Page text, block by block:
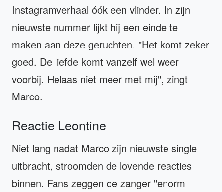
Instagramverhaal óók een vlinder. In zijn
nieuwste nummer lijkt hij een einde te
maken aan deze geruchten. "Het komt zeker
goed. De liefde komt vanzelf wel weer
voorbij. Helaas niet meer met mij", zingt
Marco.
Reactie Leontine
Niet lang nadat Marco zijn nieuwste single
uitbracht, stroomden de lovende reacties
binnen. Fans zeggen de zanger "enorm